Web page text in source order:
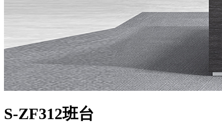
S-ZF312班台